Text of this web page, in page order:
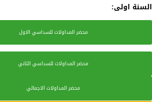
السنة اولى:
محضر المداولات للسداسي الاول
محضر المداولات للسداسي الثاني
محضر المداولات الاجمالي